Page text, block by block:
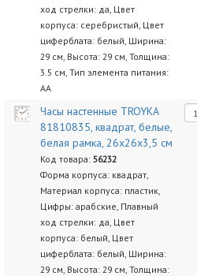
ход стрелки: да, Цвет
корпуса: серебристый, Цвет
циферблата: белый, Ширина:
29 см, Высота: 29 см, Толщина:
3.5 см, Тип элемента питания:
AA
Часы настенные TROYKA
81810835, квадрат, белые,
белая рамка, 26х26х3,5 см
Код товара: 56232
Форма корпуса: квадрат,
Материал корпуса: пластик,
Цифры: арабские, Плавный
ход стрелки: да, Цвет
корпуса: белый, Цвет
циферблата: белый, Ширина:
29 см, Высота: 29 см, Толщина: